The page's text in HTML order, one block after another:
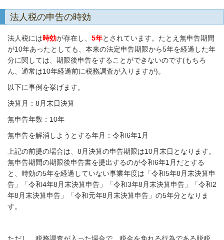
法人税の申告の時効
法人税には時効が存在し、 5年とされています。たとえ無申告期間
が10年あったとしても、本来の法定申告期限から5年を経過した年
分に関しては、期限後申告をすることができないのです(もちろ
ん、通常は10年経過前に税務調査が入りますが)。
以下に事例を挙げます。
決算月：8月末日決算
無申告年数：10年
無申告を解消しようとする年月：令和6年1月
上記の前提の場合は、8月決算の申告期限は10月末日となります。
無申告期間の期限後申告書を提出するのが令和6年1月だとする
と、時効の5年を経過していない事業年度は「令和5年8月末決算申
告」「令和4年8月末決算申告」「令和3年8月末決算申告」「令和2
年8月末決算申告」「令和元年8月末決算申告」の5年分となりま
す。